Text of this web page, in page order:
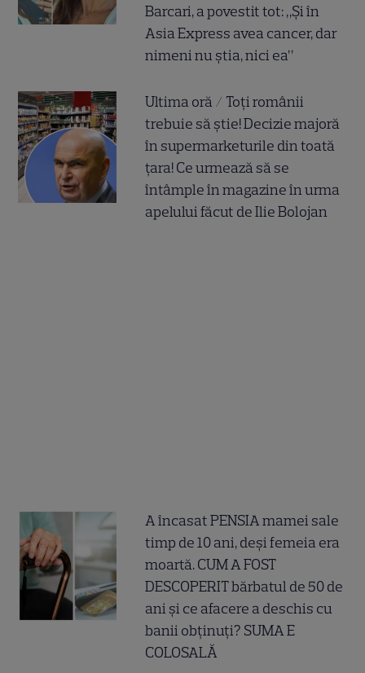
Barcari, a povestit tot: „Și în
Asia Express avea cancer, dar
nimeni nu știa, nici ea”
Ultima oră / Toți românii
trebuie să știe! Decizie majoră
în supermarketurile din toată
țara! Ce urmează să se
întâmple în magazine în urma
apelului făcut de Ilie Bolojan
A încasat PENSIA mamei sale
timp de 10 ani, deși femeia era
moartă. CUM A FOST
DESCOPERIT bărbatul de 50 de
ani și ce afacere a deschis cu
banii obținuți? SUMA E
COLOSALĂ